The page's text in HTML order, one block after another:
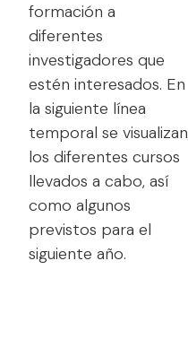
formación a
diferentes
investigadores que
estén interesados. En
la siguiente línea
temporal se visualizan
los diferentes cursos
llevados a cabo, así
como algunos
previstos para el
siguiente año.